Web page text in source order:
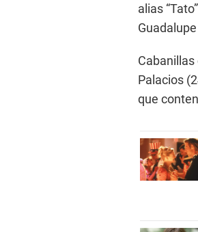
alias
Palacios
que